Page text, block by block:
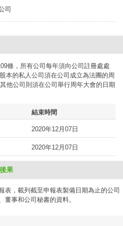
司
條，所有公司每年須向公司註冊處處
本的私人公司須在公司成立為法團的周
他公司則須在公司舉行周年大會的日期
結束時間
2020年12月07日
2020年12月07日
果
表，載列截至申報表製備日期為止的公司
董事和公司秘書的資料。